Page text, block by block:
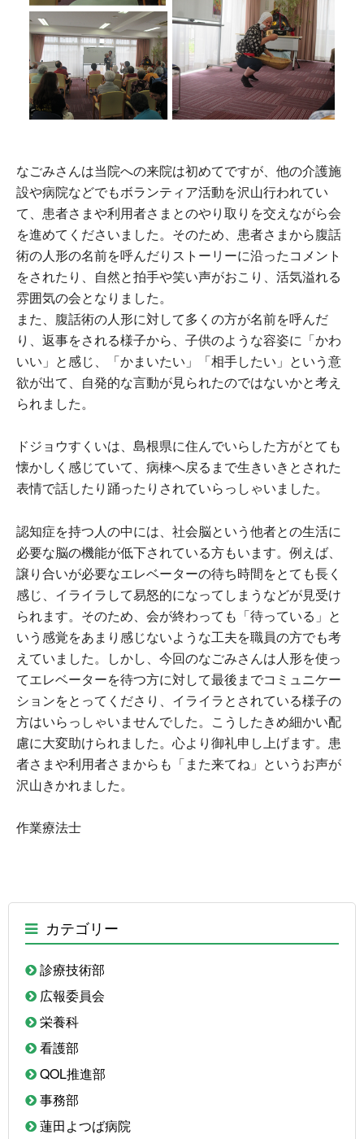
なごみさんは当院への来院は初めてですが、他の介護施
設や病院などでもボランティア活動を沢山行われてい
て、患者さまや利用者さまとのやり取りを交えながら会
を進めてくださいました。そのため、患者さまから腹話
術の人形の名前を呼んだりストーリーに沿ったコメント
をされたり、自然と拍手や笑い声がおこり、活気溢れる
雰囲気の会となりました。
また、腹話術の人形に対して多くの方が名前を呼んだ
り、返事をされる様子から、子供のような容姿に「かわ
いい」と感じ、「かまいたい」「相手したい」という意
欲が出て、自発的な言動が見られたのではないかと考え
られました。
ドジョウすくいは、島根県に住んでいらした方がとても
懐かしく感じていて、病棟へ戻るまで生きいきとされた
表情で話したり踊ったりされていらっしゃいました。
認知症を持つ人の中には、社会脳という他者との生活に
必要な脳の機能が低下されている方もいます。例えば、
譲り合いが必要なエレベーターの待ち時間をとても長く
感じ、イライラして易怒的になってしまうなどが見受け
られます。そのため、会が終わっても「待っている」と
いう感覚をあまり感じないような工夫を職員の方でも考
えていました。しかし、今回のなごみさんは人形を使っ
てエレベーターを待つ方に対して最後までコミュニケー
ションをとってくださり、イライラとされている様子の
方はいらっしゃいませんでした。こうしたきめ細かい配
慮に大変助けられました。心より御礼申し上げます。患
者さまや利用者さまからも「また来てね」というお声が
沢山きかれました。
作業療法士
カテゴリー
診療技術部
広報委員会
栄養科
看護部
QOL推進部
事務部
蓮田よつば病院